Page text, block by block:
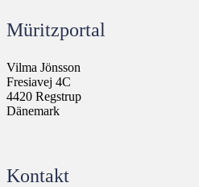
Müritzportal
Vilma Jönsson
Fresiavej 4C
4420 Regstrup
Dänemark
Kontakt